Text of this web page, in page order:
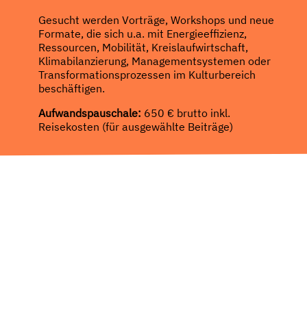
Gesucht werden Vorträge, Workshops und neue
Formate, die sich u.a. mit Energieeffizienz,
Ressourcen, Mobilität, Kreislaufwirtschaft,
Klimabilanzierung, Managementsystemen oder
Transformationsprozessen im Kulturbereich
beschäftigen.
Aufwands­pauschale: 650 € brutto inkl.
Reisekosten (für ausgewählte Beiträge)